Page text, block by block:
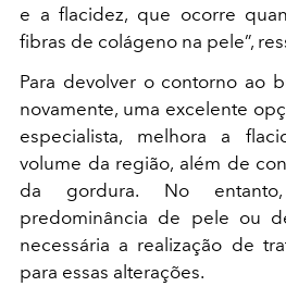
e a flacidez, que ocorre
fibras de colágeno na pele”,
Para devolver o contorno ao
novamente, uma excelente
especialista, melhora a
volume da região, além de
da gordura. No
predominância de pele ou
necessária a realização de
para essas alterações.